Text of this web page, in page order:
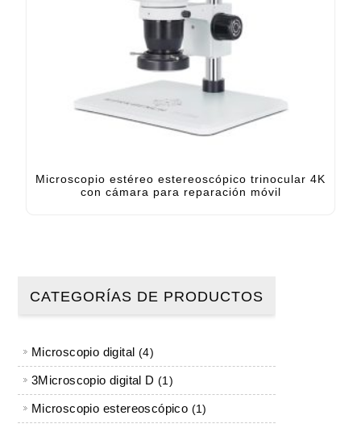
Microscopio estéreo estereoscópico trinocular 4K
con cámara para reparación móvil
CATEGORÍAS DE PRODUCTOS
Microscopio digital 44 productos
3Microscopio digital D 1 1 producto
Microscopio estereoscópico 11 producto